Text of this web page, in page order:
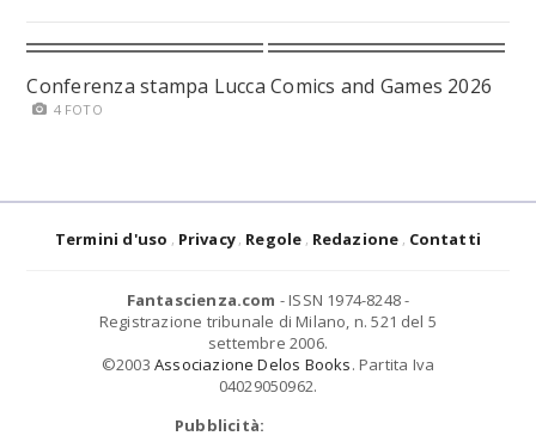
Conferenza stampa Lucca Comics and Games 2026
4 FOTO
Termini d'uso Privacy Regole Redazione Contatti
Fantascienza.com - ISSN 1974-8248 -
Registrazione tribunale di Milano, n. 521 del 5
settembre 2006.
©2003 Associazione Delos Books. Partita Iva
04029050962.
Pubblicità: